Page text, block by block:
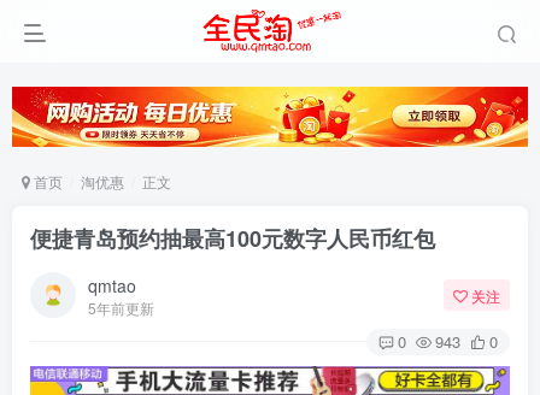
首页 淘优惠 正文
便捷青岛预约抽最高100元数字人民币红包
qmtao
5年前更新
关注
0 943 0